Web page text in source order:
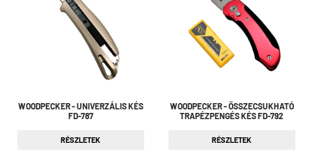
WOODPECKER - UNIVERZÁLIS KÉS
FD-787
RÉSZLETEK
WOODPECKER - ÖSSZECSUKHATÓ
TRAPÉZPENGÉS KÉS FD-792
RÉSZLETEK